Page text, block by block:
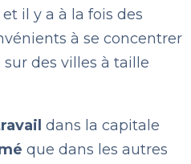
et il y a à la fois des
à se concentrer
des villes à taille
dans la capitale
que dans les autres